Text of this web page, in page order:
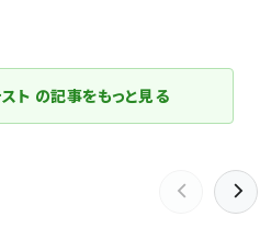
ト の記事をもっと見る